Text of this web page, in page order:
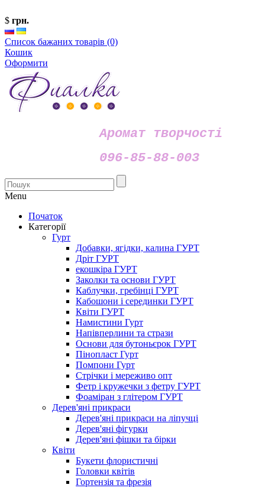
$ грн.
Список бажаних товарів (0)
Кошик
Оформити
Аромат творчості
096-85-88-003
Menu
Початок
Категорії
Гурт
Добавки, ягідки, калина ГУРТ
Дріт ГУРТ
екошкіра ГУРТ
Заколки та основи ГУРТ
Каблучки, гребінці ГУРТ
Кабошони і серединки ГУРТ
Квіти ГУРТ
Намистини Гурт
Напівперлини та стрази
Основи для бутоньєрок ГУРТ
Пінопласт Гурт
Помпони Гурт
Стрічки і мереживо опт
Фетр і кружечки з фетру ГУРТ
Фоаміран з глітером ГУРТ
Дерев'яні прикраси
Дерев'яні прикраси на ліпучці
Дерев'яні фігурки
Дерев'яні фішки та бірки
Квіти
Букети флористичні
Головки квітів
Гортензія та фрезія